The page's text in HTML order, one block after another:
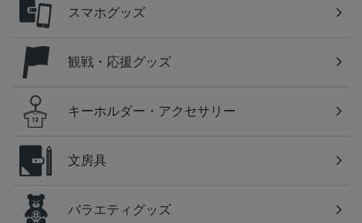
スマホグッズ
観戦・応援グッズ
キーホルダー・アクセサリー
文房具
バラエティグッズ